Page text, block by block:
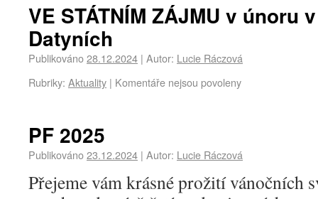
VE STÁTNÍM ZÁJMU v únoru
Datyních
Publikováno28.12.2024 | Autor: Lucie Ráczová
Rubriky: Aktuality | Komentáře nejsou povoleny
PF 2025
Publikováno23.12.2024 | Autor: Lucie Ráczová
Přejeme vám krásné prožití vánočních